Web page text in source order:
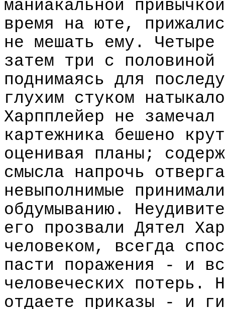
маниакальной
время на юте,
не мешать ему. Четыре
затем три с
поднимаясь для
глухим стуком
Харпплейер не
картежника бешено
оценивая планы;
смысла напрочь
невыполнимые
обдумыванию.
его прозвали Дятел
человеком, всегда
пасти поражения - и
человеческих потерь.
отдаете приказы - и